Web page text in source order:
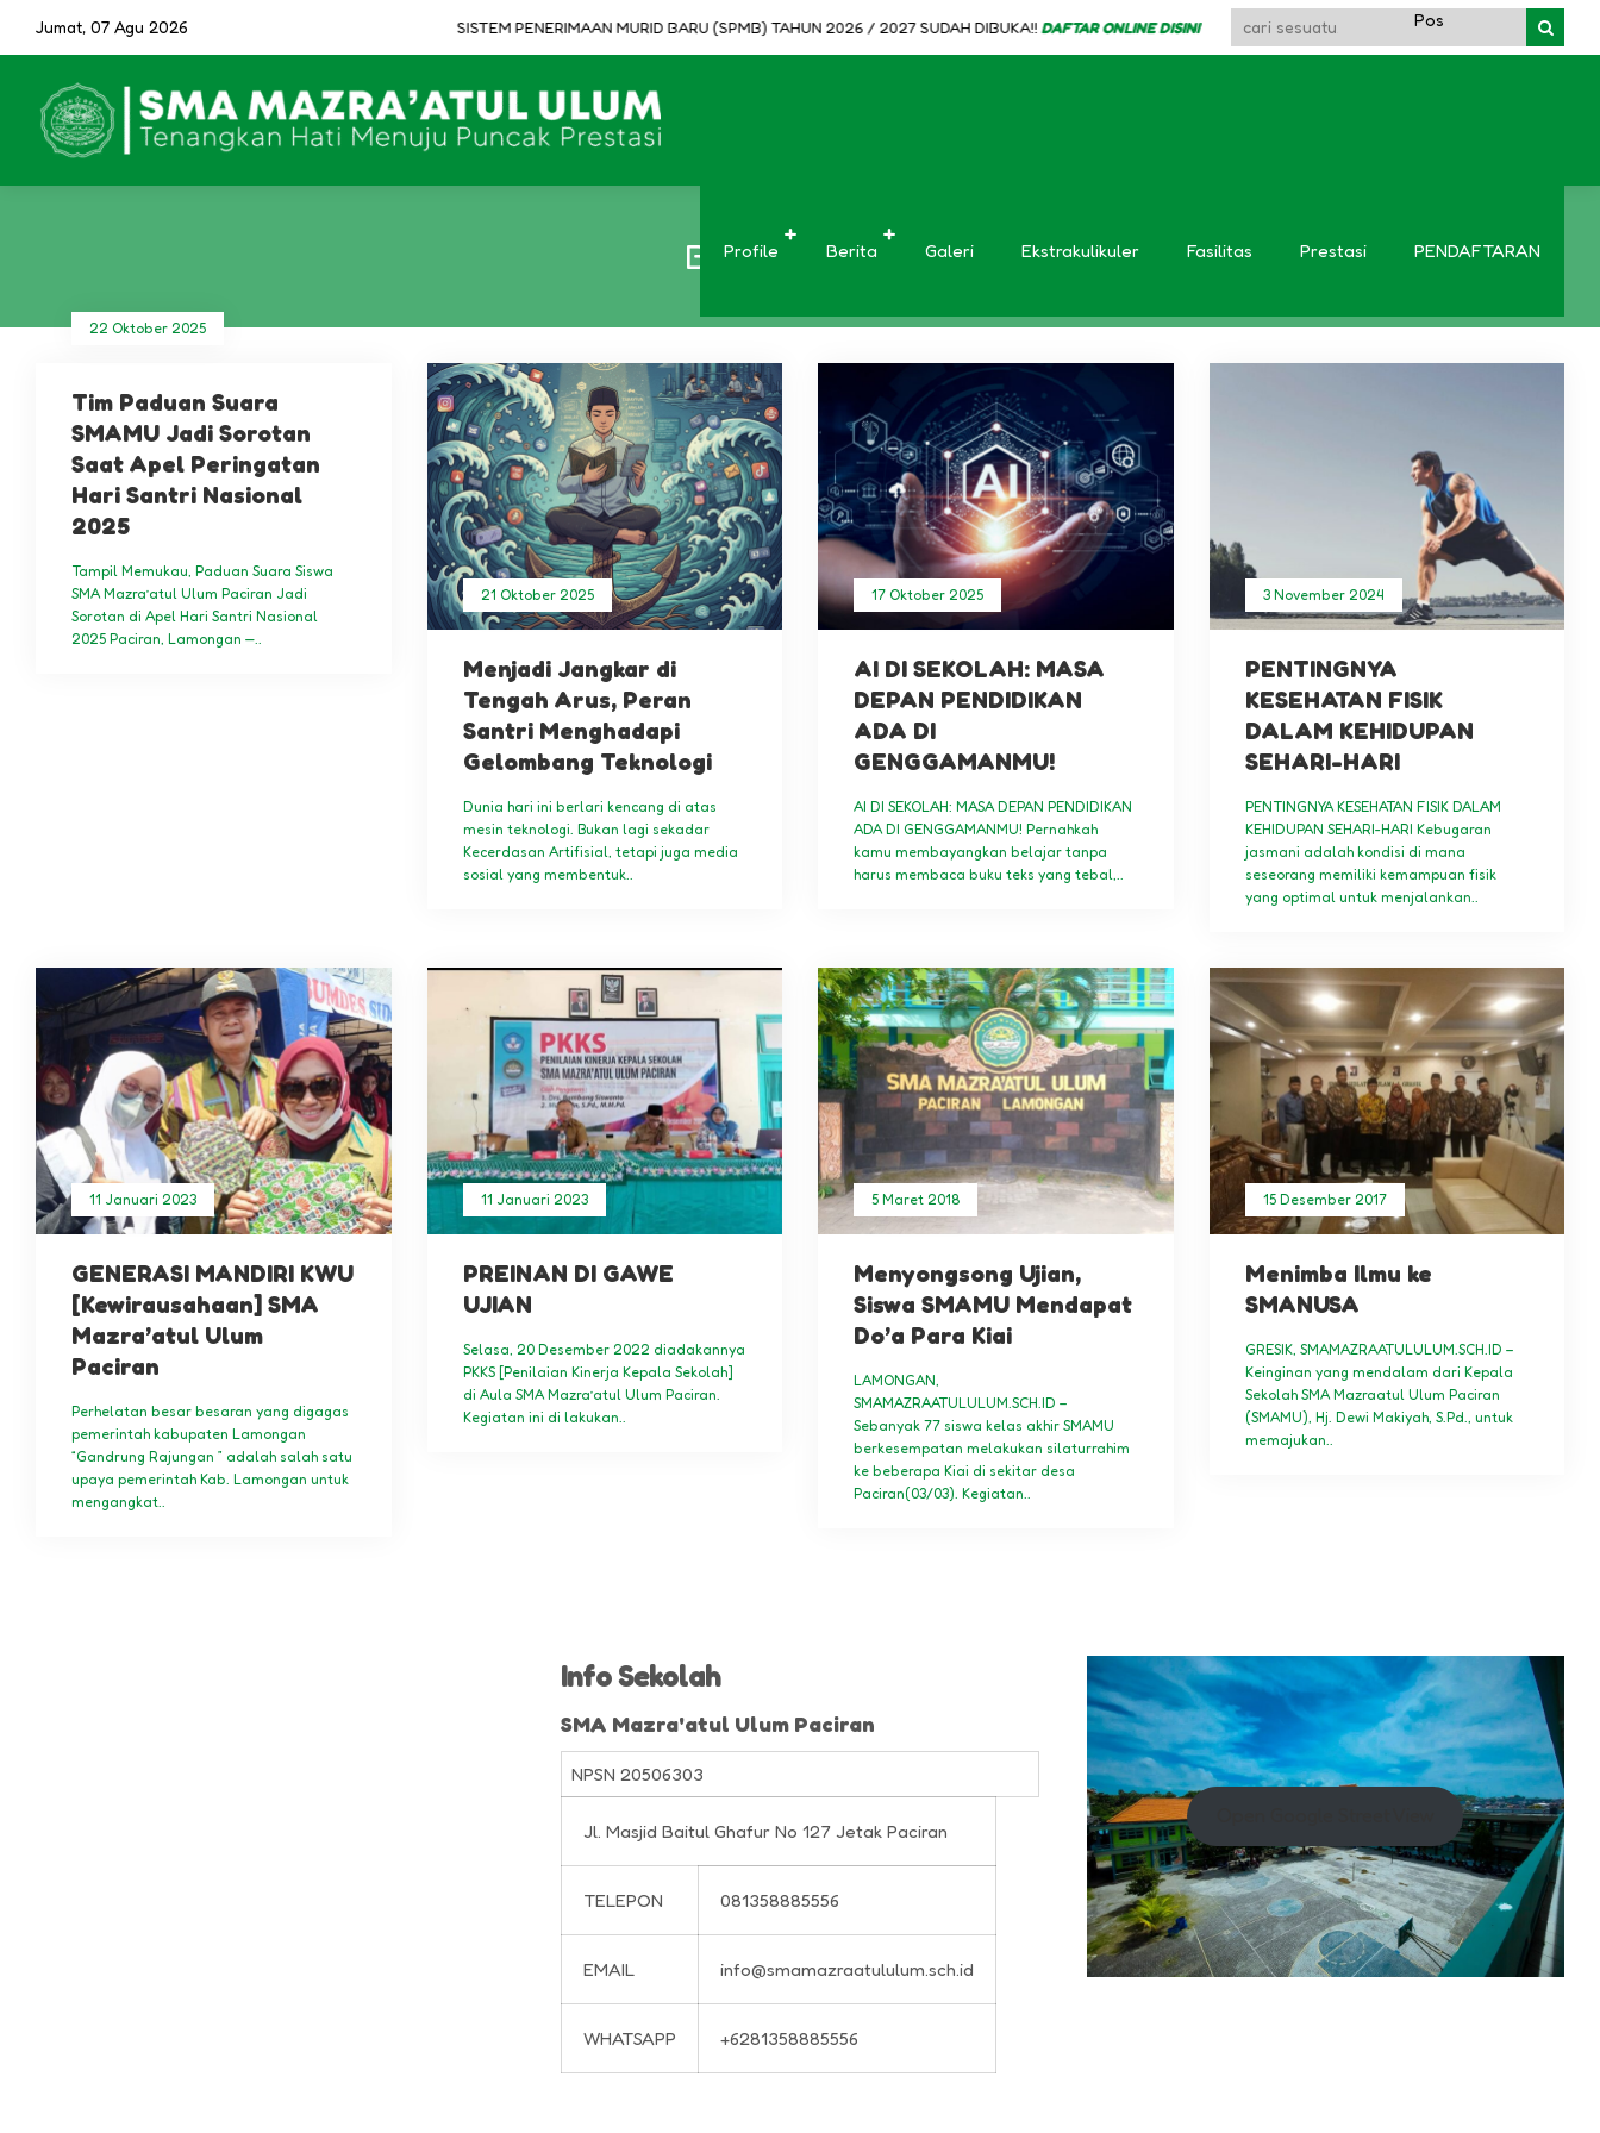
Jumat, 07 Agu 2026 SISTEM PENERIMAAN MURID BARU (SPMB) TAHUN 2026 / 2027 SUDAH DIBUKA!!DAFTAR ONLINE DISINI
Profile Berita Galeri Ekstrakulikuler Fasilitas Prestasi PENDAFTARAN
Berita Terbaru
22 Oktober 2025
Tim Paduan Suara
SMAMU Jadi Sorotan
Saat Apel Peringatan
Hari Santri Nasional
2025
Tampil Memukau, Paduan Suara Siswa
SMA Mazra’atul Ulum Paciran Jadi
Sorotan di Apel Hari Santri Nasional
2025 Paciran, Lamongan —..
21 Oktober 2025
Menjadi Jangkar di
Tengah Arus, Peran
Santri Menghadapi
Gelombang Teknologi
Dunia hari ini berlari kencang di atas
mesin teknologi. Bukan lagi sekadar
Kecerdasan Artifisial, tetapi juga media
sosial yang membentuk..
17 Oktober 2025
AI DI SEKOLAH: MASA
DEPAN PENDIDIKAN
ADA DI
GENGGAMANMU!
AI DI SEKOLAH: MASA DEPAN PENDIDIKAN
ADA DI GENGGAMANMU! Pernahkah
kamu membayangkan belajar tanpa
harus membaca buku teks yang tebal,..
3 November 2024
PENTINGNYA
KESEHATAN FISIK
DALAM KEHIDUPAN
SEHARI-HARI
PENTINGNYA KESEHATAN FISIK DALAM
KEHIDUPAN SEHARI-HARI Kebugaran
jasmani adalah kondisi di mana
seseorang memiliki kemampuan fisik
yang optimal untuk menjalankan..
11 Januari 2023
GENERASI MANDIRI KWU
[Kewirausahaan] SMA
Mazra’atul Ulum
Paciran
Perhelatan besar besaran yang digagas
pemerintah kabupaten Lamongan
“Gandrung Rajungan ” adalah salah satu
upaya pemerintah Kab. Lamongan untuk
mengangkat..
11 Januari 2023
PREINAN DI GAWE
UJIAN
Selasa, 20 Desember 2022 diadakannya
PKKS [Penilaian Kinerja Kepala Sekolah]
di Aula SMA Mazra’atul Ulum Paciran.
Kegiatan ini di lakukan..
5 Maret 2018
Menyongsong Ujian,
Siswa SMAMU Mendapat
Do’a Para Kiai
LAMONGAN,
SMAMAZRAATULULUM.SCH.ID –
Sebanyak 77 siswa kelas akhir SMAMU
berkesempatan melakukan silaturrahim
ke beberapa Kiai di sekitar desa
Paciran(03/03). Kegiatan..
15 Desember 2017
Menimba Ilmu ke
SMANUSA
GRESIK, SMAMAZRAATULULUM.SCH.ID –
Keinginan yang mendalam dari Kepala
Sekolah SMA Mazraatul Ulum Paciran
(SMAMU), Hj. Dewi Makiyah, S.Pd., untuk
memajukan..
Info Sekolah
SMA Mazra'atul Ulum Paciran
NPSN20506303
Jl. Masjid Baitul Ghafur No 127 Jetak Paciran
TELEPON 081358885556
EMAIL info@smamazraatululum.sch.id
WHATSAPP +6281358885556